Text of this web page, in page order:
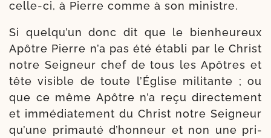
celle-​ci, à Pierre comme à son ministre.
Si quel­qu’un donc dit que le bien­heu­reux
Apôtre Pierre n’a pas été éta­bli par le Christ
notre Seigneur chef de tous les Apôtres et
tête visible de toute l’Église mili­tante ; ou
que ce même Apôtre n’a reçu direc­te­ment
et immé­dia­te­ment du Christ notre Seigneur
qu’une pri­mau­té d’hon­neur et non une pri­